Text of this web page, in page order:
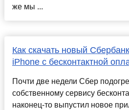
же мы ...
Как скачать новый
iPhone с бесконтактной
Почти две недели Сбер
собственному сервису
наконец-то выпустил новое